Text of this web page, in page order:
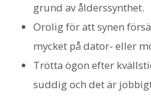
grund av ålderssynthet.
Orolig för att synen
mycket på dator- eller
Trötta ögon efter
suddig och det är